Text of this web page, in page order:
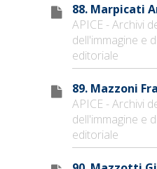
88. Marpicati
APICE - Archivi
dell'immagine e
editoriale
89. Mazzoni
APICE - Archivi
dell'immagine e
editoriale